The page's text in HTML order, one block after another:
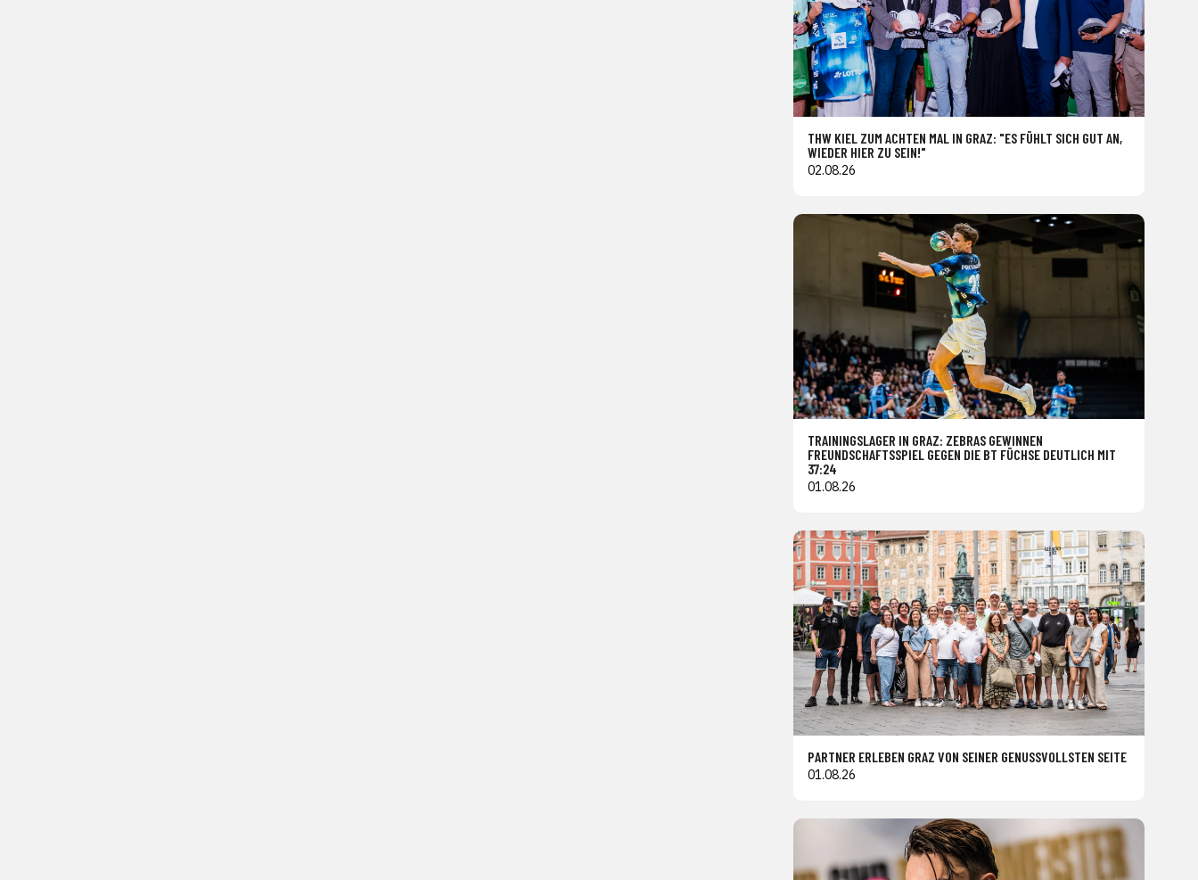
THW KIEL ZUM ACHTEN MAL IN GRAZ: "ES FÜHLT SICH GUT AN,
WIEDER HIER ZU SEIN!"
02.08.26
TRAININGSLAGER IN GRAZ: ZEBRAS GEWINNEN
FREUNDSCHAFTSSPIEL GEGEN DIE BT FÜCHSE DEUTLICH MIT
37:24
01.08.26
PARTNER ERLEBEN GRAZ VON SEINER GENUSSVOLLSTEN SEITE
01.08.26